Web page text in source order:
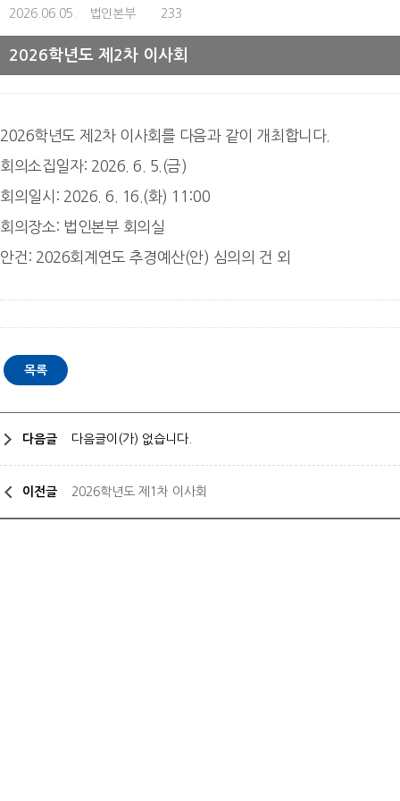
2026.06.05. 법인본부 233
2026학년도 제2차 이사회
2026학년도 제2차 이사회를 다음과 같이 개최합니다.
회의소집일자: 2026. 6. 5.(금)
회의일시: 2026. 6. 16.(화) 11:00
회의장소: 법인본부 회의실
안건: 2026회계연도 추경예산(안) 심의의 건 외
다음글 다음글이(가) 없습니다.
이전글 2026학년도 제1차 이사회